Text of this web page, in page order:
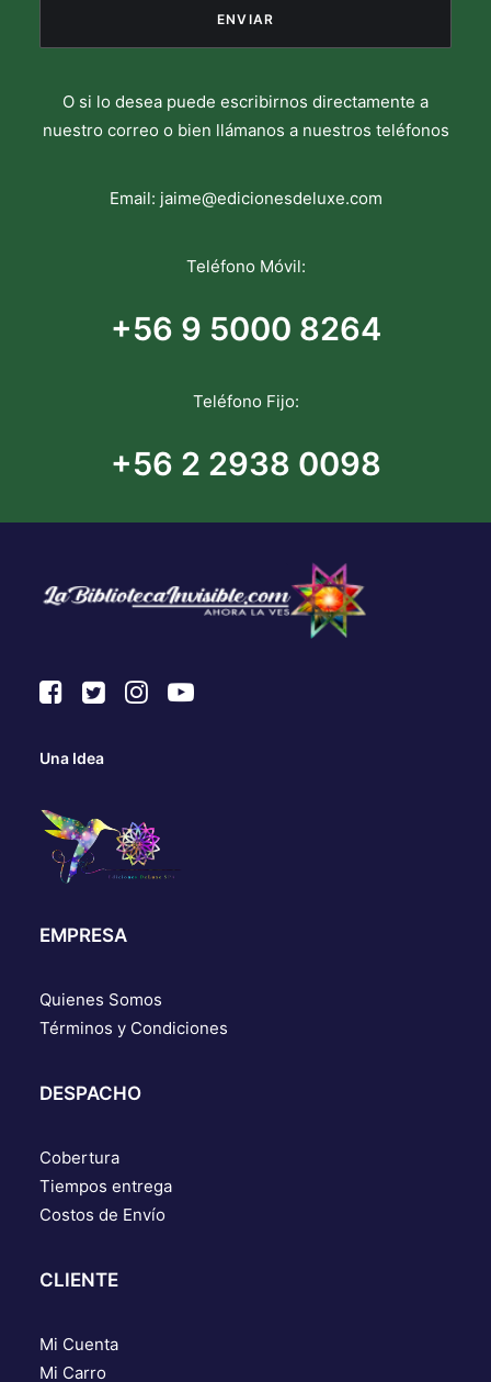
O si lo desea puede escribirnos directamente a
nuestro correo o bien llámanos a nuestros teléfonos
Email: jaime@edicionesdeluxe.com
Teléfono Móvil:
+56 9 5000 8264
Teléfono Fijo:
+56 2 2938 0098
Una Idea
EMPRESA
Quienes Somos
Términos y Condiciones
DESPACHO
Cobertura
Tiempos entrega
Costos de Envío
CLIENTE
Mi Cuenta
Mi Carro